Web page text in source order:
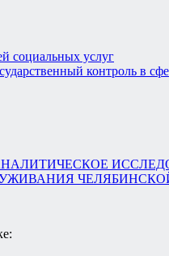
социальных услуг
контроль в